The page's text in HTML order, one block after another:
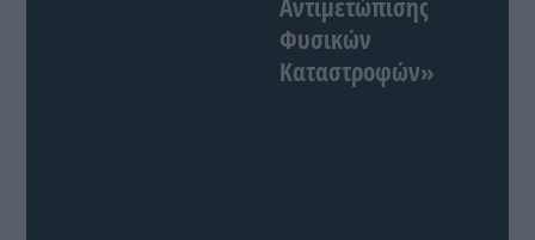
Αντιμετώπισης
Φυσικών
Καταστροφών»